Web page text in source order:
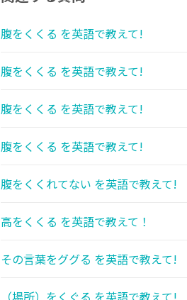
腹をくくる を英語で教えて!
腹をくくる を英語で教えて!
腹をくくる を英語で教えて!
腹をくくる を英語で教えて!
腹をくくれてない を英語で教えて!
高をくくる を英語で教えて！
その言葉をググる を英語で教えて!